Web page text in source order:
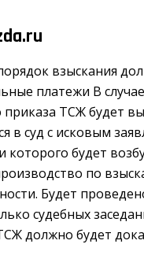
взыскания
платежи В
приказа ТСЖ будет
в суд с исковым
которого будет
по
Будет
судебных
должно будет